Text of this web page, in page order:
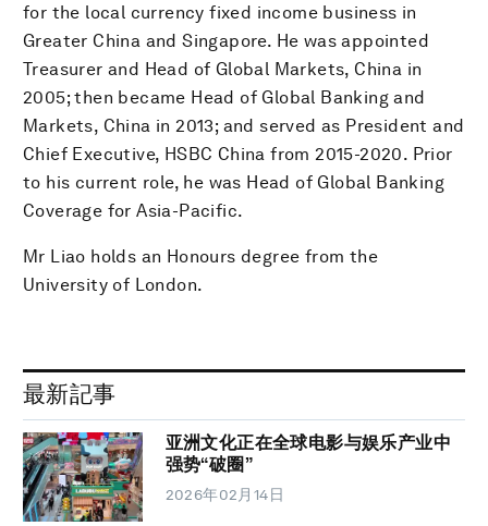
for the local currency fixed income business in
Greater China and Singapore. He was appointed
Treasurer and Head of Global Markets, China in
2005; then became Head of Global Banking and
Markets, China in 2013; and served as President and
Chief Executive, HSBC China from 2015-2020. Prior
to his current role, he was Head of Global Banking
Coverage for Asia-Pacific.
Mr Liao holds an Honours degree from the
University of London.
最新記事
亚洲文化正在全球电影与娱乐产业中
强势“破圈”
2026年02月14日